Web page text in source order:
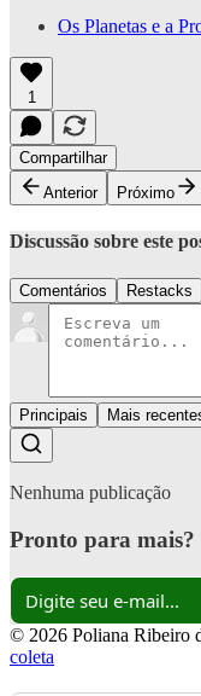
Os Planetas e a
1
Compartilhar
Anterior
Próximo
Discussão sobre este
Comentários Restacks
Principais Mais
Nenhuma publicação
Pronto para mais?
© 2026 Poliana Ribeiro
coleta